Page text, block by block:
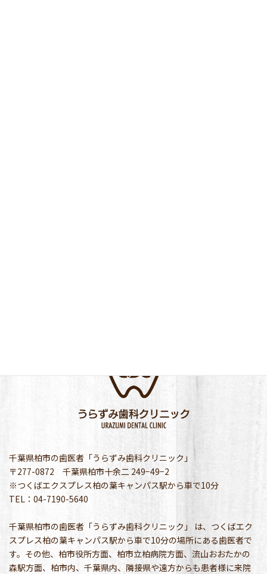
千葉県柏市の歯医者「うらずみ歯科クリニック」
〒277-0872 千葉県柏市十余二 249−49−2
※つくばエクスプレス柏の葉キャンパス駅から車で10分
TEL：04-7190-5640
千葉県柏市の歯医者「うらずみ歯科クリニック」 は、つくばエク
スプレス柏の葉キャンパス駅から車で10分の場所にある歯医者で
す。その他、柏市役所方面、柏市立柏病院方面、流山おおたかの
森駅方面、柏市内、千葉県内、隣接県や遠方からも患者様に来院